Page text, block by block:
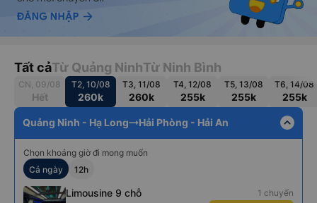
Tất cảTừ Quảng NinhTừ Ninh Bình
CN, 09/08
Hết
T2, 10/08
260k
T3, 11/08
260k
T4, 12/08
255k
T5, 13/08
255k
T6, 14/08
255k
Quảng Ninh - Hạ Long Hải Phòng - Hải An expand_less
Chọn khoảng giờ đi mong muốn
Cả ngày
12h
Limousine 9 chỗ 1 chuyến